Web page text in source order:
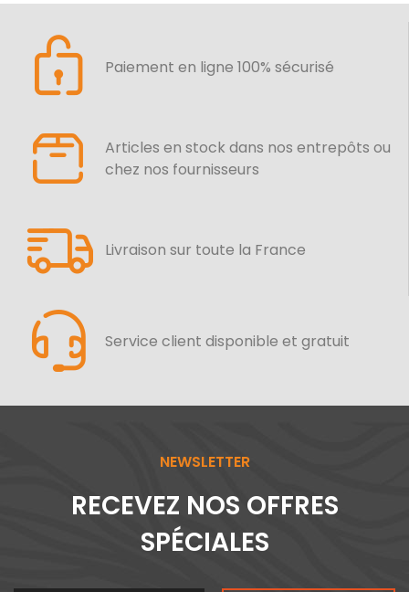
Paiement en ligne 100% sécurisé
Articles en stock dans nos entrepôts ou
chez nos fournisseurs
Livraison sur toute la France
Service client disponible et gratuit
NEWSLETTER
RECEVEZ NOS OFFRES
SPÉCIALES